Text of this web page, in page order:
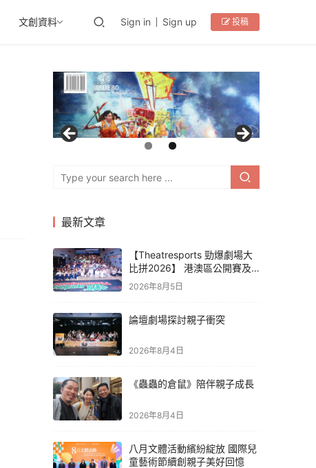
文創資料 Sign in Sign up 投稿
最新文章
【Theatresports 勁爆劇場大
比拼2026】 港澳區公開賽及
亞洲聯賽賽果
2026年8月5日
論壇劇場探討親子衝突
2026年8月4日
《蟲蟲的倉鼠》陪伴親子成長
2026年8月4日
八月文體活動繽紛綻放 國際兒
童藝術節續創親子美好回憶